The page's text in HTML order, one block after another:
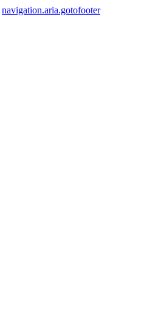
navigation.aria.gotofooter